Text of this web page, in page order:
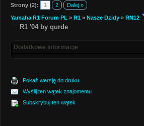
Strony (2): 1 2 Dalej »
Yamaha R1 Forum PL » R1 » Nasze Dzidy » RN12
R1 '04 by qurde
Dodatkowe informacje
Pokaż wersję do druku
Wyślij ten wątek znajomemu
Subskrybuj ten wątek